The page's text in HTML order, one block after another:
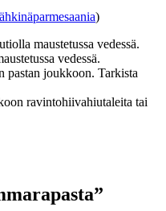
)
maustetussa vedessä.
vedessä.
pastan joukkoon. Tarkista
ravintohiivahiutaleita tai